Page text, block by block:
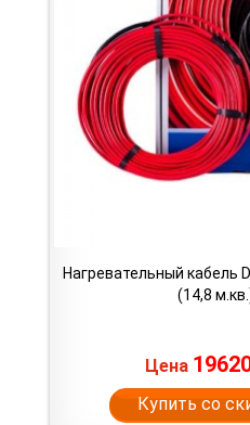
Нагревательный кабель
(14,8
Цена
Купить со